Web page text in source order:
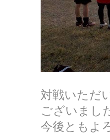
対戦いただ
ございまし
今後ともよ